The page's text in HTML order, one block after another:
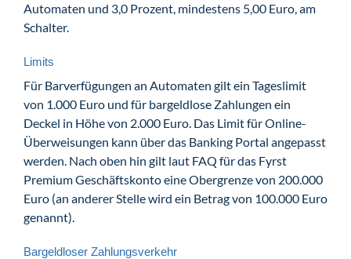
Automaten und 3,0 Prozent, mindestens 5,00 Euro, am
Schalter.
Limits
Für Barverfügungen an Automaten gilt ein Tageslimit
von 1.000 Euro und für bargeldlose Zahlungen ein
Deckel in Höhe von 2.000 Euro. Das Limit für Online-
Überweisungen kann über das Banking Portal angepasst
werden. Nach oben hin gilt laut FAQ für das Fyrst
Premium Geschäftskonto eine Obergrenze von 200.000
Euro (an anderer Stelle wird ein Betrag von 100.000 Euro
genannt).
Bargeldloser Zahlungsverkehr